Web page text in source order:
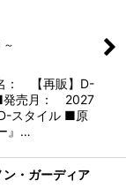
～
： 【再販】D-
発売月： 2027
スタイル ■原
』…
・ガーディア